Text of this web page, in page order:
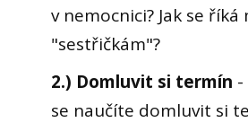
v nemocnici? Jak se říká
"sestřičkám"?
2.) Domluvit si termín
se naučíte domluvit si